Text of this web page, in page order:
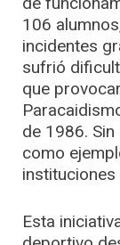
106
incidentes
sufrió
que
de 1986.
como
instituciones
Esta